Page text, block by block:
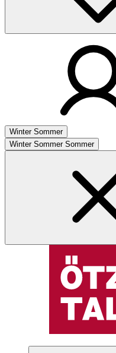
Winter Sommer
Winter Sommer Sommer